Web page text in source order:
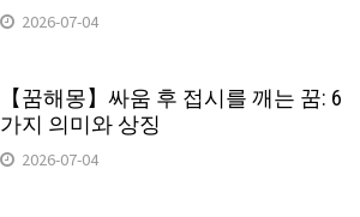
2026-07-04
【꿈해몽】싸움 후 접시를 깨는 꿈: 6
가지 의미와 상징
2026-07-04